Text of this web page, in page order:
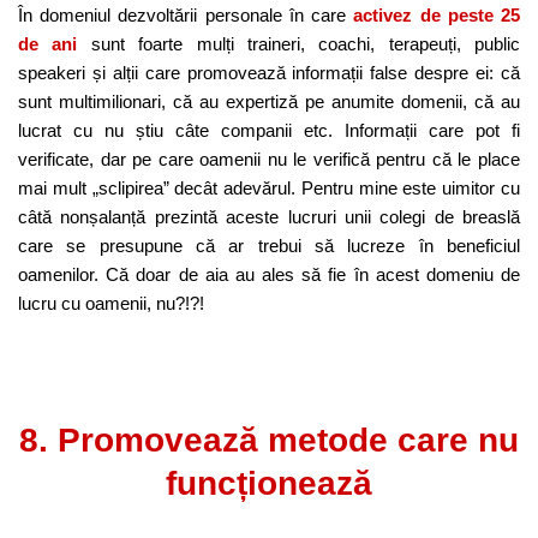
În domeniul dezvoltării personale în careactivez de peste 25
de ani sunt foarte mulți traineri, coachi, terapeuți, public
speakeri și alții care promovează informații false despre ei: că
sunt multimilionari, că au expertiză pe anumite domenii, că au
lucrat cu nu știu câte companii etc. Informații care pot fi
verificate, dar pe care oamenii nu le verifică pentru că le place
mai mult „sclipirea” decât adevărul. Pentru mine este uimitor cu
câtă nonșalanță prezintă aceste lucruri unii colegi de breaslă
care se presupune că ar trebui să lucreze în beneficiul
oamenilor. Că doar de aia au ales să fie în acest domeniu de
lucru cu oamenii, nu?!?!
8. Promovează metode care nu
funcționează